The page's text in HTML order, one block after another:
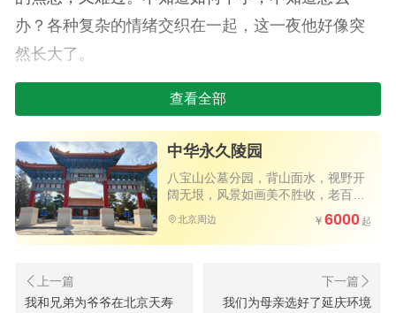
办？各种复杂的情绪交织在一起，这一夜他好像突
然长大了。
后来听邻居说，可以从网上找一条龙服务什么
的，你不知道怎么弄也没关系，他们都会帮助你
的，很方便。
于是，他开始在网上搜寻，查找。半天的时间
他最终筛选出北京来选墓的客服。感觉这家不错，
通过沟通感觉很专业，也很有耐心，然后查询下这
个网站，是百年老店天顺祥旗下的，从网上咨询
下，好多人都知道这个老品牌，评价还不错。于是
查看全部
中华永久陵园
八宝山公墓分园，背山面水，视野开
阔无垠，风景如画美不胜收，老百姓
买得起的优质公墓，公交直达园区大
门，祭扫方便
北京周边 6000
我和兄弟为爷爷在北京天寿
我们为母亲选好了延庆环境